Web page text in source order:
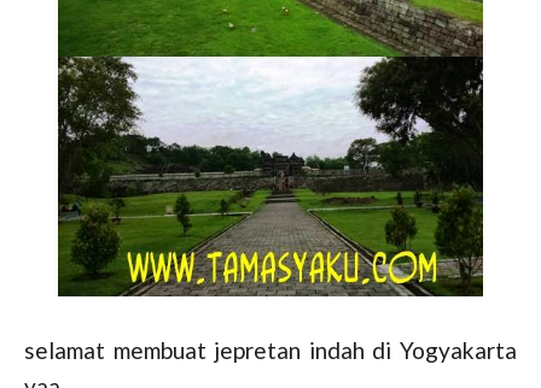
selamat membuat jepretan indah di Yogyakarta